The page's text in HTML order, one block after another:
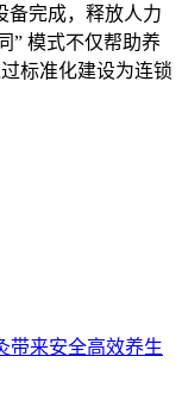
备完成，释放人力
” 模式不仅帮助养
标准化建设为连锁